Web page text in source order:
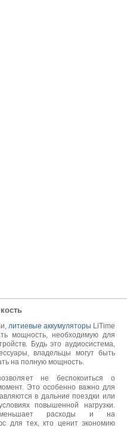
литиевые аккумуляторы LiTime
мощность, необходимую для
Будь это аудиосистема,
владельцы могут быть
на полную мощность.
не беспокоиться о
Это особенно важно для
в дальние поездки или
повышенной нагрузки.
уменьшает расходы и на
для тех, кто ценит экономию